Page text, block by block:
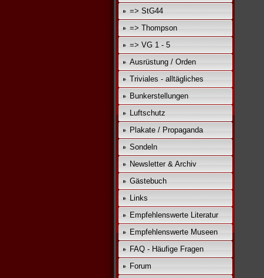
=> StG44
=> Thompson
=> VG 1 - 5
Ausrüstung / Orden
Triviales - alltägliches
Bunkerstellungen
Luftschutz
Plakate / Propaganda
Sondeln
Newsletter & Archiv
Gästebuch
Links
Empfehlenswerte Literatur
Empfehlenswerte Museen
FAQ - Häufige Fragen
Forum